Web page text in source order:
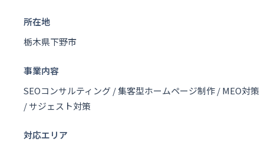
所在地
栃木県下野市
事業内容
SEOコンサルティング / 集客型ホームページ制作 / MEO対策
/ サジェスト対策
対応エリア